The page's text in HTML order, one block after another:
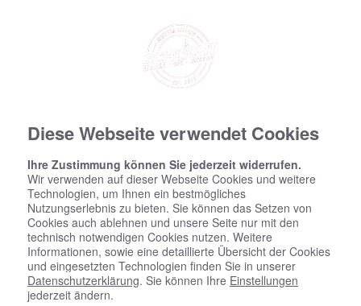
Diese Webseite verwendet Cookies
Ihre Zustimmung können Sie jederzeit widerrufen.
Wir verwenden auf dieser Webseite Cookies und weitere
Technologien, um Ihnen ein bestmögliches
Nutzungserlebnis zu bieten. Sie können das Setzen von
Cookies auch ablehnen und unsere Seite nur mit den
technisch notwendigen Cookies nutzen. Weitere
Informationen, sowie eine detaillierte Übersicht der Cookies
und eingesetzten Technologien finden Sie in unserer
Datenschutzerklärung. Sie können Ihre Einstellungen
jederzeit ändern.